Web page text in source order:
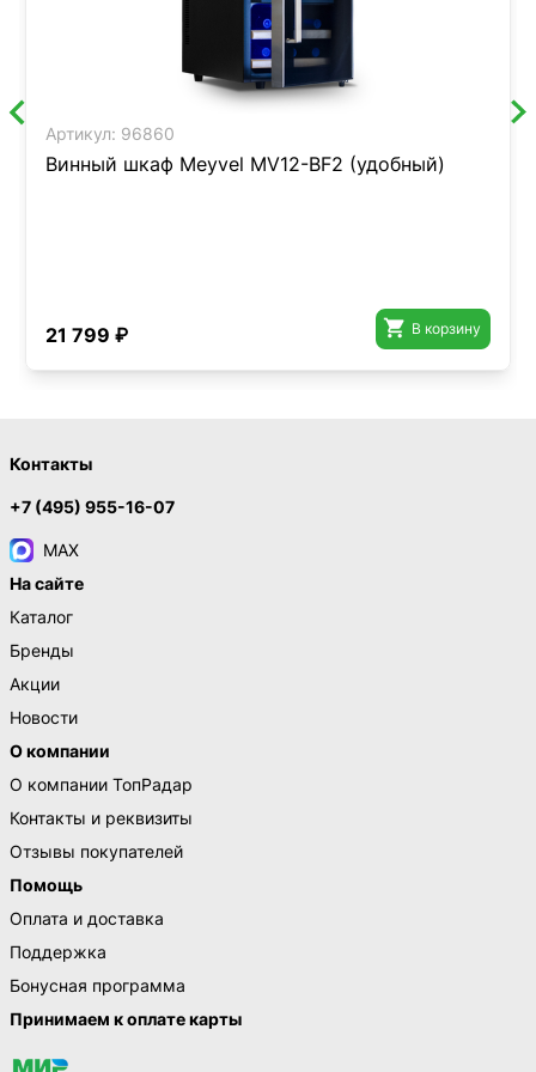
Артикул: 96860
Винный шкаф Meyvel MV12-BF2 (удобный)
21 799 ₽  В корзину
Контакты
+7 (495) 955-16-07
MAX
На сайте
Каталог
Бренды
Акции
Новости
О компании
О компании ТопРадар
Контакты и реквизиты
Отзывы покупателей
Помощь
Оплата и доставка
Поддержка
Бонусная программа
Принимаем к оплате карты